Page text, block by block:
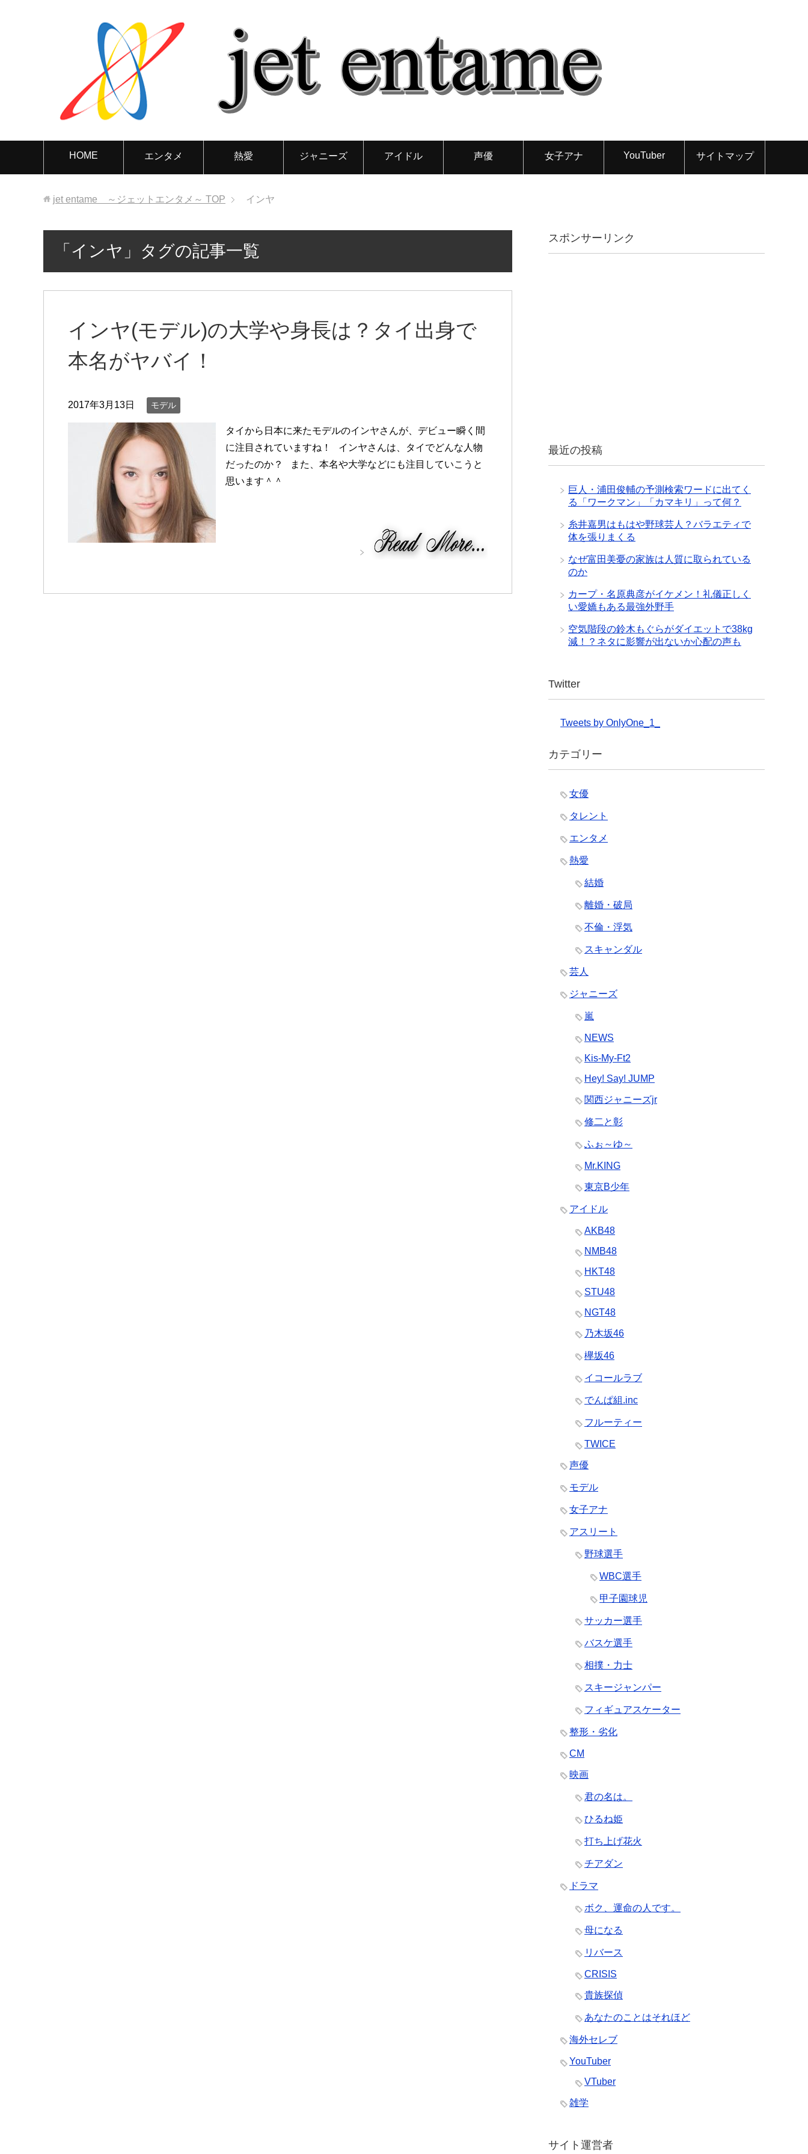
HOME エンタメ 熱愛 ジャニーズ アイドル 声優 女子アナ YouTuber サイトマップ
jet entame ～ジェットエンタメ～ TOP インヤ
「インヤ」タグの記事一覧
インヤ(モデル)の大学や身長は？タイ出身で
本名がヤバイ！
2017年3月13日 モデル
タイから日本に来たモデルのインヤさんが、デビュー瞬く間
に注目されていますね！ インヤさんは、タイでどんな人物
だったのか？ また、本名や大学などにも注目していこうと
思います＾＾
スポンサーリンク
最近の投稿
巨人・浦田俊輔の予測検索ワードに出てく
る「ワークマン」「カマキリ」って何？
糸井嘉男はもはや野球芸人？バラエティで
体を張りまくる
なぜ富田美憂の家族は人質に取られている
のか
カープ・名原典彦がイケメン！礼儀正しく
い愛嬌もある最強外野手
空気階段の鈴木もぐらがダイエットで38kg
減！？ネタに影響が出ないか心配の声も
Twitter
Tweets by OnlyOne_1_
カテゴリー
女優
タレント
エンタメ
熱愛
結婚
離婚・破局
不倫・浮気
スキャンダル
芸人
ジャニーズ
嵐
NEWS
Kis-My-Ft2
Hey! Say! JUMP
関西ジャニーズjr
修二と彰
ふぉ～ゆ～
Mr.KING
東京B少年
アイドル
AKB48
NMB48
HKT48
STU48
NGT48
乃木坂46
欅坂46
イコールラブ
でんぱ組.inc
フルーティー
TWICE
声優
モデル
女子アナ
アスリート
野球選手
WBC選手
甲子園球児
サッカー選手
バスケ選手
相撲・力士
スキージャンパー
フィギュアスケーター
整形・劣化
CM
映画
君の名は。
ひるね姫
打ち上げ花火
チアダン
ドラマ
ボク、運命の人です。
母になる
リバース
CRISIS
貴族探偵
あなたのことはそれほど
海外セレブ
YouTuber
VTuber
雑学
サイト運営者